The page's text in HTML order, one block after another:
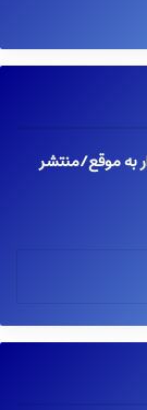
به موقع/منتشر